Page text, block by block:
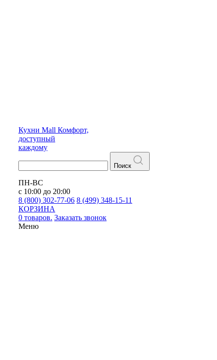
Кухни Mall Комфорт,
доступный
каждому
Поиск
ПН-ВС
с 10:00 до 20:00
8 (800) 302-77-06 8 (499) 348-15-11
КОРЗИНА
0 товаров. Заказать звонок
Меню